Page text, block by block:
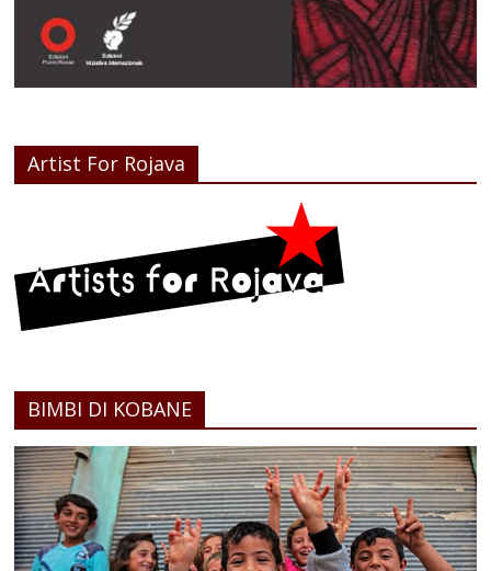
Artist For Rojava
BIMBI DI KOBANE